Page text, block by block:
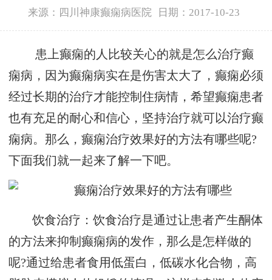
来源：四川神康癫痫病医院 日期：2017-10-23
患上癫痫的人比较关心的就是怎么治疗癫
痫病，因为癫痫病实在是伤害太大了，癫痫必须
经过长期的治疗才能控制住病情，希望癫痫患者
也有充足的耐心和信心，坚持治疗就可以治疗癫
痫病。那么，癫痫治疗效果好的方法有哪些呢?
下面我们就一起来了解一下吧。
饮食治疗：饮食治疗是通过让患者产生酮体
的方法来抑制癫痫病的发作，那么是怎样做的
呢?通过给患者食用低蛋白，低碳水化合物，高